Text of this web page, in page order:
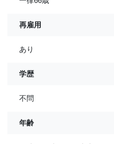
再雇用
あり
学歴
不問
年齢